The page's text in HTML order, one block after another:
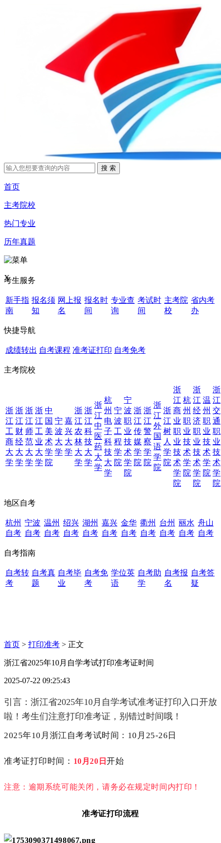
首页
主考院校
热门专业
历年真题
X
考生服务
新手指
南
报名须
知
网上报
名
报名时
间
专业查
询
考试时
间
主考院
校
省内考
办
快捷导航
成绩转出 自考课程 准考证打印 自考免考
主考院校
浙
江
工
商
大
学
浙
江
财
经
大
学
浙
江
师
范
大
学
浙
江
工
业
大
学
中
国
美
术
学
院
宁
波
大
学
嘉
兴
大
学
浙
江
农
林
大
学
浙
江
科
技
大
学
浙
江
中
医
药
大
学
杭
州
电
子
科
技
大
学
宁
波
工
程
学
院
宁
波
职
业
技
术
学
院
浙
江
传
媒
学
院
浙
江
警
察
学
院
浙
江
外
国
语
学
院
浙
江
树
人
学
院
浙
江
商
业
职
业
技
术
学
院
杭
州
职
业
技
术
学
院
浙
江
经
济
职
业
技
术
学
院
温
州
职
业
技
术
学
院
浙
江
交
通
职
业
技
术
学
院
地区自考
杭州
自考
宁波
自考
温州
自考
绍兴
自考
湖州
自考
嘉兴
自考
金华
自考
衢州
自考
台州
自考
丽水
自考
舟山
自考
自考指南
自考转
考
自考真
题
自考毕
业
自考免
考
学位英
语
自考助
学
自考报
名
自考答
疑
首页 > 打印准考 > 正文
浙江省2025年10月自学考试打印准考证时间
2025-07-22 09:25:43
引言：浙江省2025年10月自学考试准考证打印入口开放
啦！考生们注意打印准考证，别错过时间哦！
2025年10月浙江自考考试时间：10月25-26日
准考证打印时间： 10月20日开始
注意：逾期系统可能关闭，请务必在规定时间内打印！
准考证打印流程